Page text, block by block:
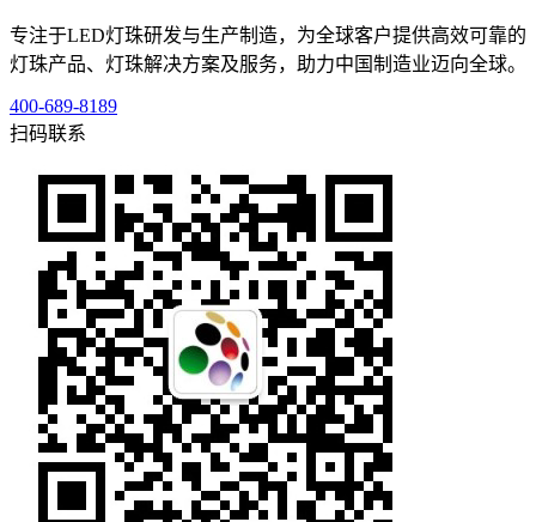
专注于LED灯珠研发与生产制造，为全球客户提供高效可靠的
灯珠产品、灯珠解决方案及服务，助力中国制造业迈向全球。
400-689-8189
扫码联系